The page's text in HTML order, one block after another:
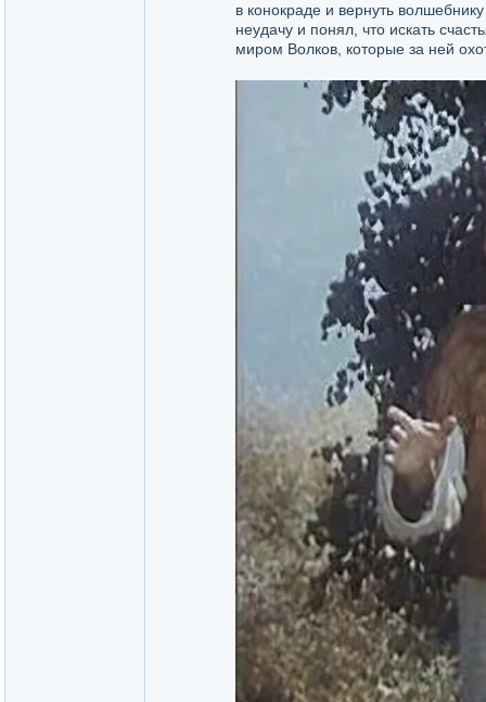
в конокраде и вернуть
неудачу и понял, что искать
миром Волков, которые за ней